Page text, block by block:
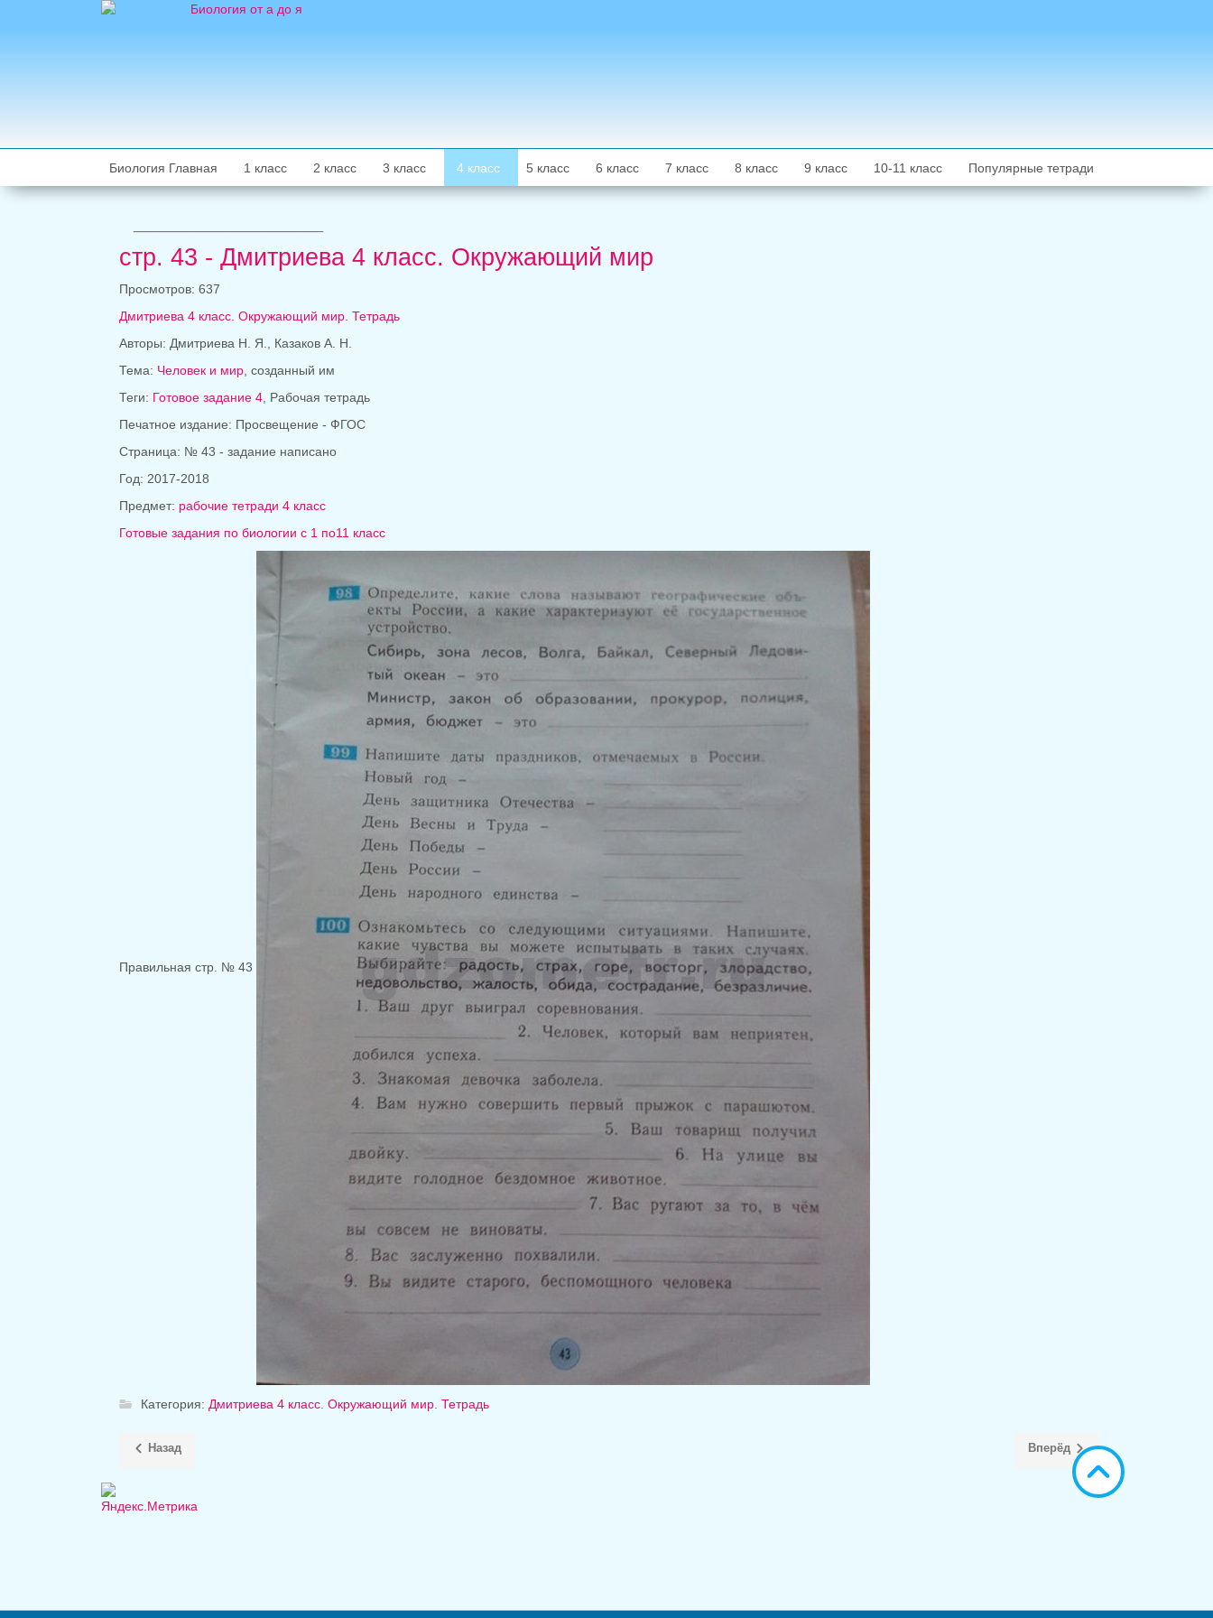
Биология Главная 1 класс 2 класс 3 класс 4 класс 5 класс 6 класс 7 класс 8 класс 9 класс 10-11 класс Популярные тетради
стр. 43 - Дмитриева 4 класс. Окружающий мир
Просмотров: 637
Дмитриева 4 класс. Окружающий мир. Тетрадь
Авторы: Дмитриева Н. Я., Казаков А. Н.
Тема: Человек и мир, созданный им
Теги: Готовое задание 4, Рабочая тетрадь
Печатное издание: Просвещение - ФГОС
Страница: № 43 - задание написано
Год: 2017-2018
Предмет: рабочие тетради 4 класс
Готовые задания по биологии с 1 по11 класс
Правильная стр. № 43
Категория: Дмитриева 4 класс. Окружающий мир. Тетрадь
Назад Вперёд